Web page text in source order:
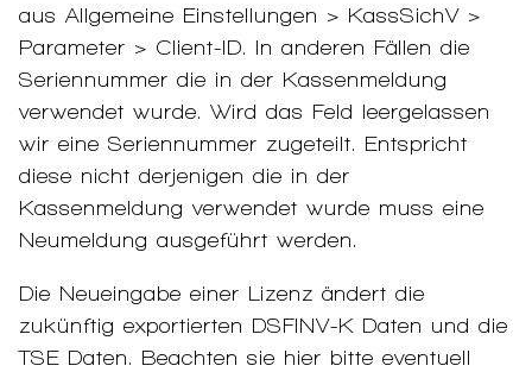
aus Allgemeine Einstellungen > KassSichV >
Parameter > Client-ID. In anderen Fällen die
Seriennummer die in der Kassenmeldung
verwendet wurde. Wird das Feld leergelassen
wir eine Seriennummer zugeteilt. Entspricht
diese nicht derjenigen die in der
Kassenmeldung verwendet wurde muss eine
Neumeldung ausgeführt werden.
Die Neueingabe einer Lizenz ändert die
zukünftig exportierten DSFINV-K Daten und die
TSE Daten. Beachten sie hier bitte eventuell